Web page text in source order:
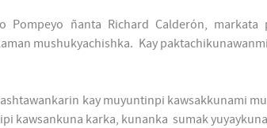
Pompeyo ñanta Richard Calderón,
mushukyachishka. Kay
kay muyuntinpi kawsakkunami
kawsankuna karka, kunanka sumak